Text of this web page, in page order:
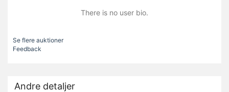
There is no user bio.
Se flere auktioner
Feedback
Andre detaljer